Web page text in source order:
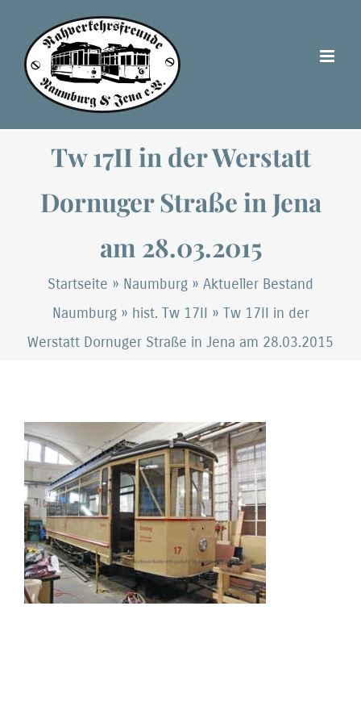
Inhalt
springen
Tw 17II in der Werstatt
Dornuger Straße in Jena
am 28.03.2015
Startseite » Naumburg » Aktueller Bestand
Naumburg» hist. Tw 17II » Tw 17II in der
Werstatt Dornuger Straße in Jena am 28.03.2015